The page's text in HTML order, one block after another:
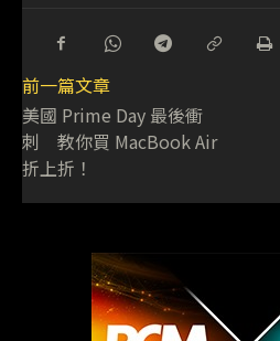
前一篇文章
美國 Prime Day 最後衝
刺 教你買 MacBook Air
折上折！